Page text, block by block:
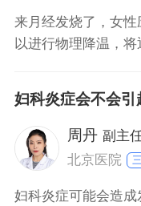
来月经发烧了，女
以进行物理降温，
施，避免腹部受凉
高烧，则需要在医生
治疗，例如布洛芬
经期间应该注意
妇科炎症会不会引
周丹 副主
北京医院
妇科炎症可能会造